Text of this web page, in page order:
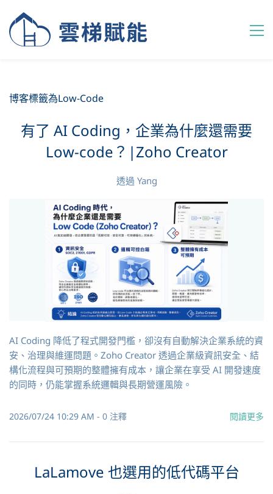
博客標籤為Low-Code
有了 AI Coding，企業為什麼還需要
Low-code？|Zoho Creator
透過 Yang
AI Coding 降低了程式開發門檻，卻沒有自動解決企業系統的資
安、治理與維運問題。Zoho Creator 透過企業級資訊安全、結
構化流程與可預期的整體擁有成本，讓企業在享受 AI 開發速度
的同時，仍能掌握系統邏輯與長期營運風險。
2026/07/24 10:29 AM - 0 注釋 閱讀更多
LaLamove 也選用的低代碼平台